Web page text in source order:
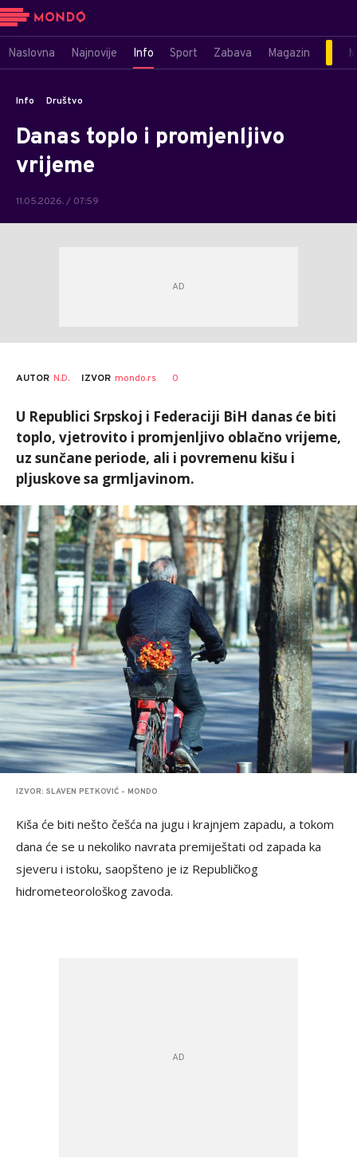
Naslovna Najnovije Info Sport Zabava Magazin
Info Društvo
Danas toplo i promjenljivo
vrijeme
11.05.2026. / 07:59
AUTOR N.D. IZVOR mondo.rs 0
U Republici Srpskoj i Federaciji BiH danas će biti
toplo, vjetrovito i promjenljivo oblačno vrijeme,
uz sunčane periode, ali i povremenu kišu i
pljuskove sa grmljavinom.
IZVOR: SLAVEN PETKOVIĆ - MONDO
Kiša će biti nešto češća na jugu i krajnjem zapadu, a tokom
dana će se u nekoliko navrata premiještati od zapada ka
sjeveru i istoku, saopšteno je iz Republičkog
hidrometeorološkog zavoda.